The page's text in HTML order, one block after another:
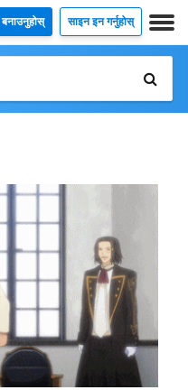
बनाउनुहोस् साइन इन गर्नुहोस्